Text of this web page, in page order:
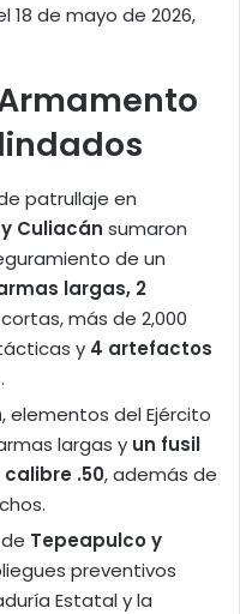
de mayo de 2026,
patrullaje en
Culiacán sumaron
de un
largas, 2
más de 2,000
y 4 artefactos
.
, elementos del Ejército
largas y un fusil
.50, además de
Tepeapulco y
preventivos
Estatal y la